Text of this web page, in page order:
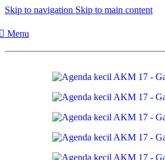
Skip to navigation Skip to main content
Menu